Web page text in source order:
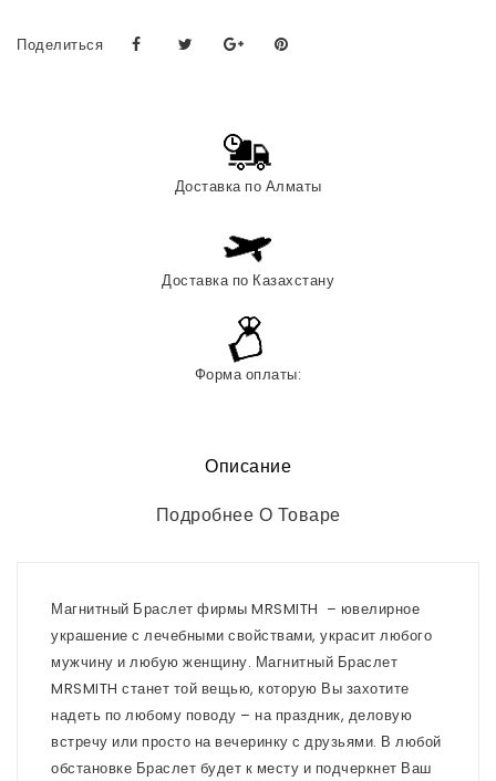
Поделиться
Доставка по Алматы
Доставка по Казахстану
Форма оплаты:
Описание
Подробнее О Товаре
Магнитный Браслет фирмы MRSMITH – ювелирное
украшение с лечебными свойствами, украсит любого
мужчину и любую женщину. Магнитный Браслет
MRSMITH станет той вещью, которую Вы захотите
надеть по любому поводу – на праздник, деловую
встречу или просто на вечеринку с друзьями. В любой
обстановке Браслет будет к месту и подчеркнет Ваш